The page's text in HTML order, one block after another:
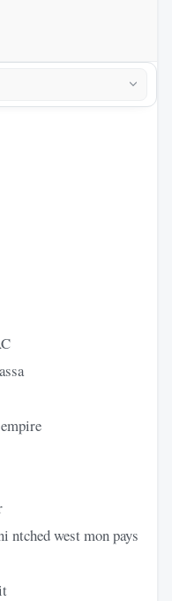
ntched west mon pays